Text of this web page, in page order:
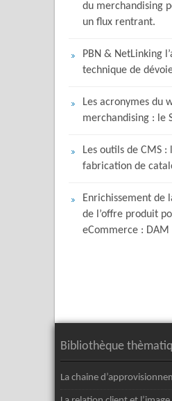
du merchandising
un flux rentrant.
PBN & NetLinking
technique de
Les acronymes du
merchandising : le
Les outils de CMS :
fabrication de
Enrichissement de
de l’offre produit
eCommerce : DAM
Bibliothèque
La chaine